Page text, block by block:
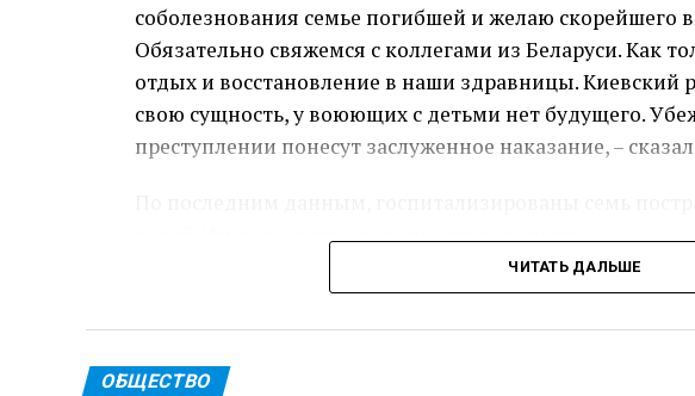
соболезнования семье погибшей и желаю скорейшего
Обязательно свяжемся с коллегами из Беларуси. Как
отдых и восстановление в наши здравницы. Киевский
свою сущность, у воюющих с детьми нет будущего.
преступлении понесут заслуженное наказание, –
детей. Им оказывают медицинскую помощь.
Пресс-служба
ЧИТАТЬ ДАЛЬШЕ
ОБЩЕСТВО